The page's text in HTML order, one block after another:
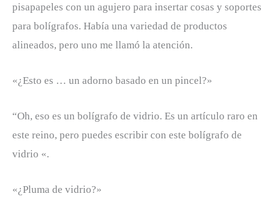
pisapapeles con un agujero para insertar cosas y soportes
para bolígrafos. Había una variedad de productos
alineados, pero uno me llamó la atención.
«¿Esto es … un adorno basado en un pincel?»
“Oh, eso es un bolígrafo de vidrio. Es un artículo raro en
este reino, pero puedes escribir con este bolígrafo de
vidrio «.
«¿Pluma de vidrio?»